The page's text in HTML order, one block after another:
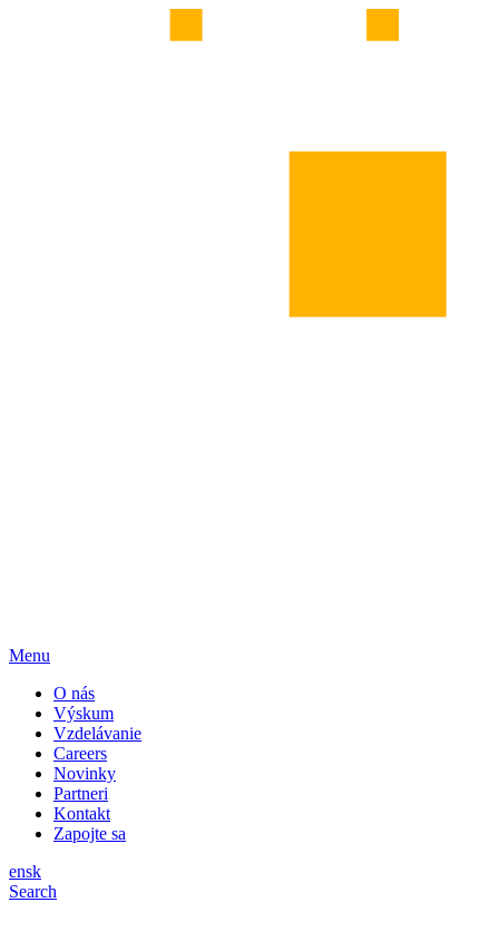
Menu
O nás
Výskum
Vzdelávanie
Careers
Novinky
Partneri
Kontakt
Zapojte sa
ensk
Search